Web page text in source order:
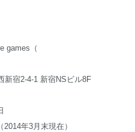
（
4-1 新宿NSビル8F
年3月末現在）